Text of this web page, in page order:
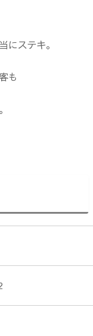
にステキ。
も